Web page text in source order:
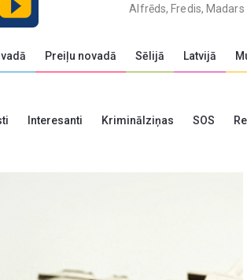
Alfrēds, Fredis, Madars
Preiļu novadā Sēlijā Latvijā
Interesanti Kriminālziņas SOS